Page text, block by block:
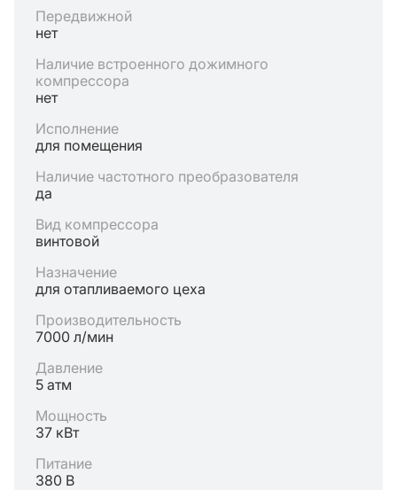
Передвижной
нет
Наличие встроенного дожимного
компрессора
нет
Исполнение
для помещения
Наличие частотного преобразователя
да
Вид компрессора
винтовой
Назначение
для отапливаемого цеха
Производительность
7000 л/мин
Давление
5 атм
Мощность
37 кВт
Питание
380 В